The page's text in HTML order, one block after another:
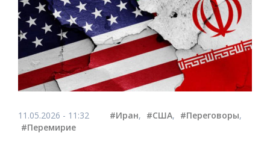
11.05.2026 - 11:32 #Иран, #США, #Переговоры,
#Перемирие